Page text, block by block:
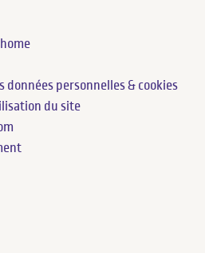
données personnelles & cookies
du site